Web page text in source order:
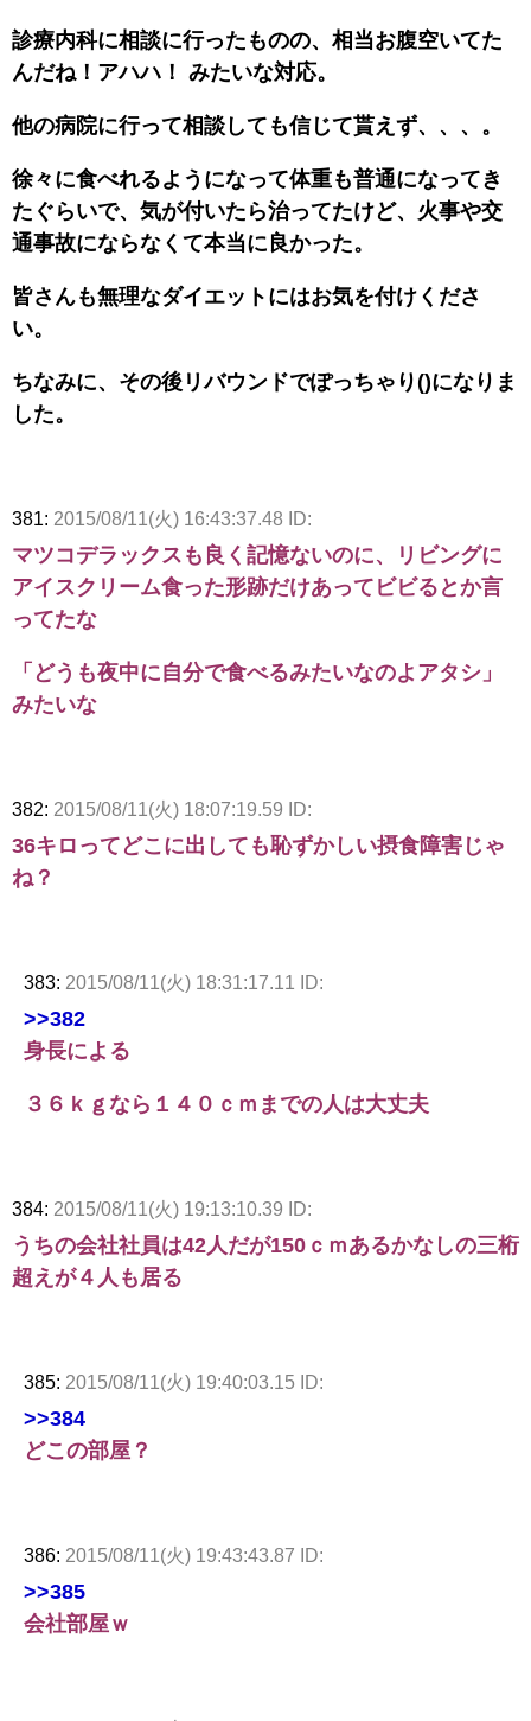
診療内科に相談に行ったものの、相当お腹空いてた
んだね！アハハ！ みたいな対応。
他の病院に行って相談しても信じて貰えず、、、。
徐々に食べれるようになって体重も普通になってき
たぐらいで、気が付いたら治ってたけど、火事や交
通事故にならなくて本当に良かった。
皆さんも無理なダイエットにはお気を付けくださ
い。
ちなみに、その後リバウンドでぽっちゃり()になりま
した。
381: 2015/08/11(火) 16:43:37.48 ID:
マツコデラックスも良く記憶ないのに、リビングに
アイスクリーム食った形跡だけあってビビるとか言
ってたな
「どうも夜中に自分で食べるみたいなのよアタシ」
みたいな
382: 2015/08/11(火) 18:07:19.59 ID:
36キロってどこに出しても恥ずかしい摂食障害じゃ
ね？
383: 2015/08/11(火) 18:31:17.11 ID:
>>382
身長による
３６ｋｇなら１４０ｃｍまでの人は大丈夫
384: 2015/08/11(火) 19:13:10.39 ID:
うちの会社社員は42人だが150ｃｍあるかなしの三桁
超えが４人も居る
385: 2015/08/11(火) 19:40:03.15 ID:
>>384
どこの部屋？
386: 2015/08/11(火) 19:43:43.87 ID:
>>385
会社部屋ｗ